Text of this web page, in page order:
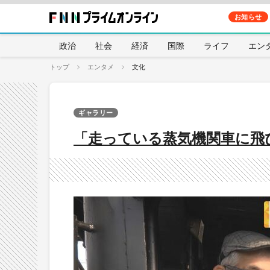
お知らせ
政治 社会 経済 国際 ライフ エン
トップ エンタメ 文化
「走っている蒸気機関車に
ギャラリー